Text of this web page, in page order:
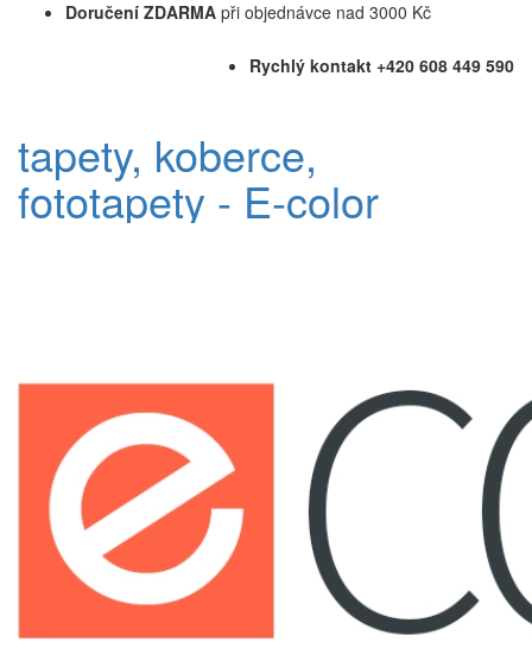
Doručení ZDARMA při objednávce nad 3000 Kč
Rychlý kontakt +420 608 449 590
tapety, koberce,
fototapety - E-color